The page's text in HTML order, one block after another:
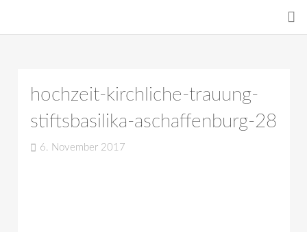
hochzeit-kirchliche-trauung-
stiftsbasilika-aschaffenburg-28
6. November 2017